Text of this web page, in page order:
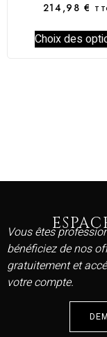
214,98€
Choix des
Vous êtes
bénéficiez de nos
gratuitement et
votre compte.